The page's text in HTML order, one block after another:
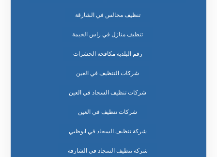
تنظيف مجالس في الشارقة
تنظيف منازل في راس الخيمة
رقم البلدية مكافحة الحشرات
شركات التنظيف في العين
شركات تنظيف السجاد في العين
شركات تنظيف في العين
شركة تنظيف السجاد في ابوظبي
شركة تنظيف السجاد في الشارقة